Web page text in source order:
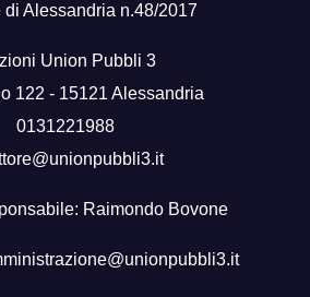
di Alessandria n.48/2017
Union Pubbli 3
122 - 15121 Alessandria
0131221988
Raimondo Bovone